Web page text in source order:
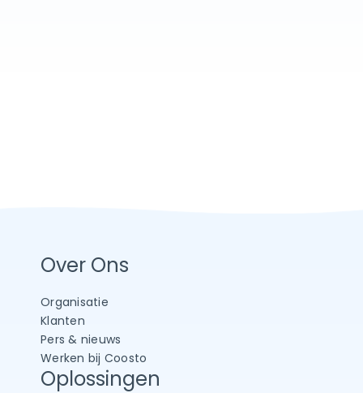
Over Ons
Organisatie
Klanten
Pers & nieuws
Werken bij Coosto
Oplossingen